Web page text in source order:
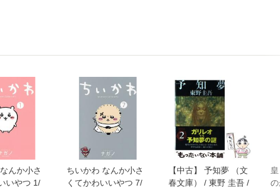
んか小さ
いやつ 1/
ちいかわ なんか小さ
くてかわいいやつ 7/
【中古】 予知夢 （文
春文庫） / 東野 圭吾 /
の